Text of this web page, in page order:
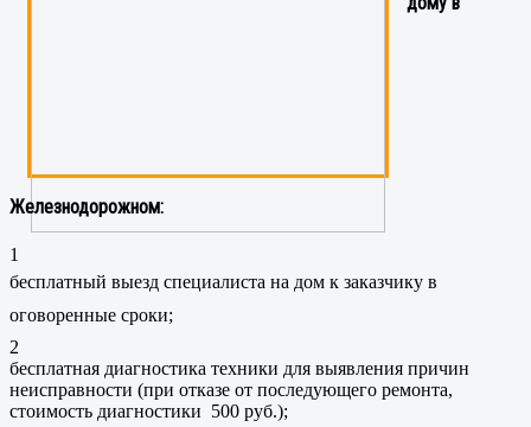
Железнодорожном:
1
бесплатный выезд специалиста на дом к заказчику в
оговоренные сроки;
2
бесплатная диагностика техники для выявления причин
неисправности (при отказе от последующего ремонта,
стоимость диагностики 500 руб.);